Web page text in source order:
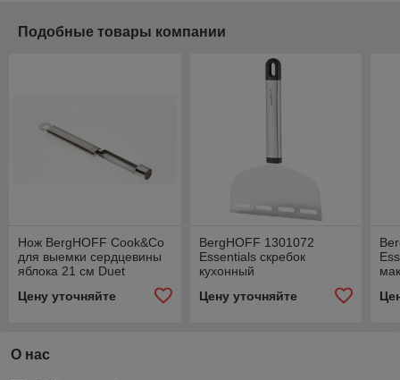
Подобные товары компании
Нож BergHOFF Cook&Co
для выемки сердцевины
яблока 21 см Duet
Цену уточняйте
BergHOFF 1301072
Essentials скребок
кухонный
Цену уточняйте
О нас